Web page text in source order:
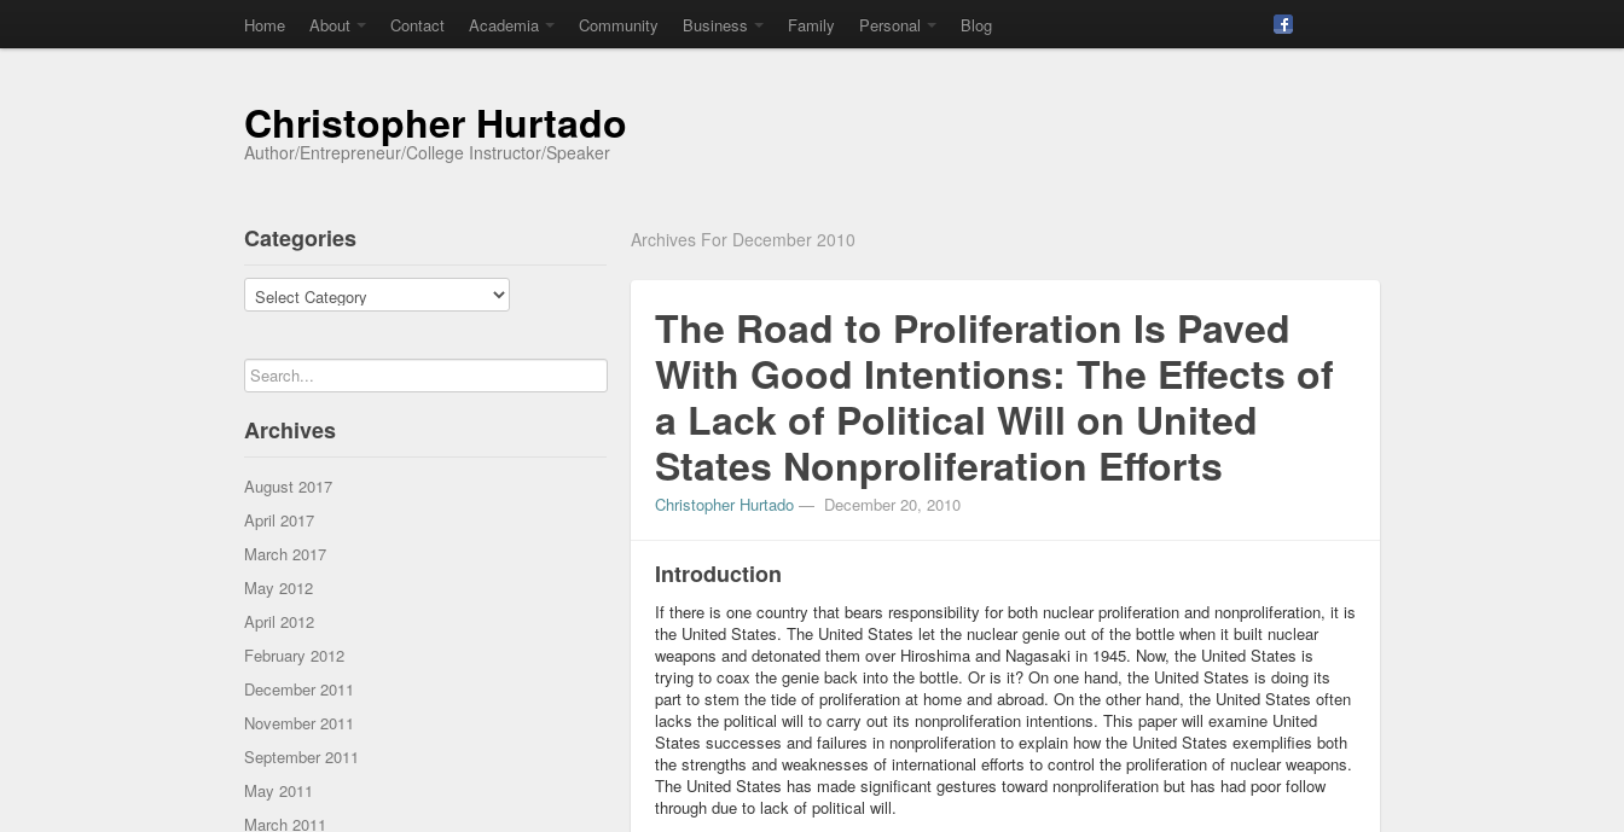
Home About Contact Academia Community Business Family Personal Blog
Christopher Hurtado
Author/Entrepreneur/College Instructor/Speaker
Categories
Categories
Archives
August 2017
April 2017
March 2017
May 2012
April 2012
February 2012
December 2011
November 2011
September 2011
May 2011
March 2011
Archives For December 2010
The Road to Proliferation Is Paved
With Good Intentions: The Effects of
a Lack of Political Will on United
States Nonproliferation Efforts
Christopher Hurtado — December 20, 2010
Introduction
If there is one country that bears responsibility for both nuclear proliferation and nonproliferation, it is
the United States. The United States let the nuclear genie out of the bottle when it built nuclear
weapons and detonated them over Hiroshima and Nagasaki in 1945. Now, the United States is
trying to coax the genie back into the bottle. Or is it? On one hand, the United States is doing its
part to stem the tide of proliferation at home and abroad. On the other hand, the United States often
lacks the political will to carry out its nonproliferation intentions. This paper will examine United
States successes and failures in nonproliferation to explain how the United States exemplifies both
the strengths and weaknesses of international efforts to control the proliferation of nuclear weapons.
The United States has made significant gestures toward nonproliferation but has had poor follow
through due to lack of political will.